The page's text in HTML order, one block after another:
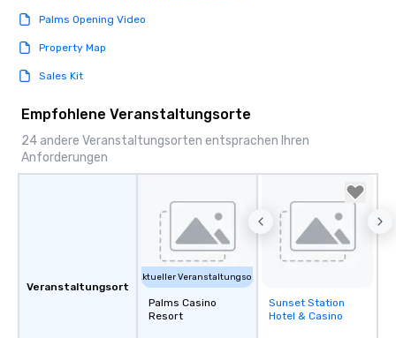
Palms Opening Video
Property Map
Sales Kit
Empfohlene Veranstaltungsorte
24 andere Veranstaltungsorten entsprachen Ihren
Anforderungen
Veranstaltungsort
Aktueller Veranstaltungsort
Palms Casino
Resort
Removed from
favorites
Sunset Station
Hotel & Casino